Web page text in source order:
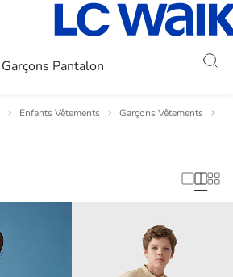
Garçons Pantalon
Enfants Vêtements Garçons Vêtements